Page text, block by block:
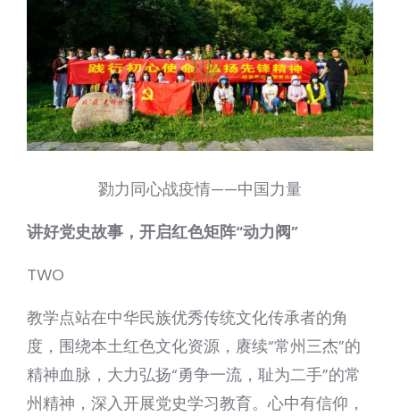
勠力同心战疫情——中国力量
讲好党史故事，开启红色矩阵“动力阀”
TWO
教学点站在中华民族优秀传统文化传承者的角
度，围绕本土红色文化资源，赓续“常州三杰”的
精神血脉，大力弘扬“勇争一流，耻为二手”的常
州精神，深入开展党史学习教育。心中有信仰，